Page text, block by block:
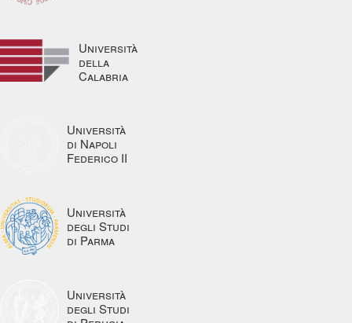
Università
della
Calabria
Università
di Napoli
Federico II
Università
degli Studi
di Parma
Università
degli Studi